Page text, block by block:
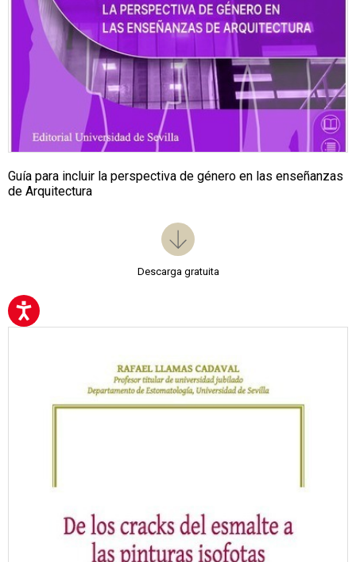
Guía para incluir la perspectiva de género en las enseñanzas
de Arquitectura
Descarga gratuita